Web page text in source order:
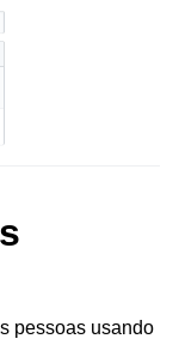
pessoas usando